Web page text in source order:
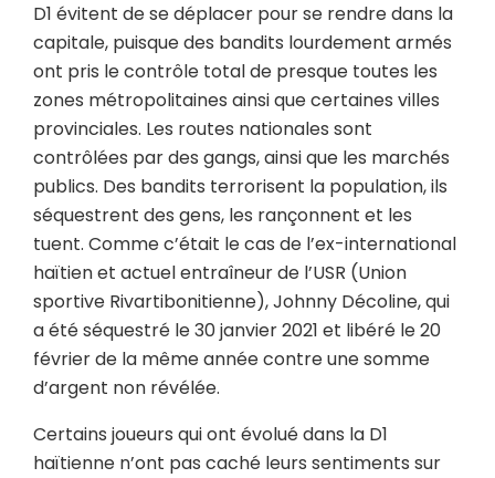
D1 évitent de se déplacer pour se rendre dans la
capitale, puisque des bandits lourdement armés
ont pris le contrôle total de presque toutes les
zones métropolitaines ainsi que certaines villes
provinciales. Les routes nationales sont
contrôlées par des gangs, ainsi que les marchés
publics. Des bandits terrorisent la population, ils
séquestrent des gens, les rançonnent et les
tuent. Comme c’était le cas de l’ex-international
haïtien et actuel entraîneur de l’USR (Union
sportive Rivartibonitienne), Johnny Décoline, qui
a été séquestré le 30 janvier 2021 et libéré le 20
février de la même année contre une somme
d’argent non révélée.
Certains joueurs qui ont évolué dans la D1
haïtienne n’ont pas caché leurs sentiments sur